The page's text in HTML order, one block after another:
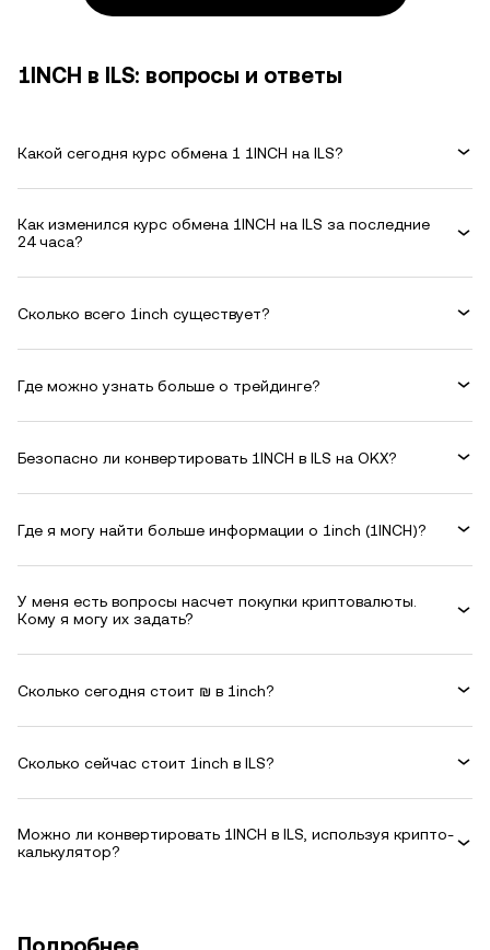
1INCH в ILS: вопросы и ответы
Какой сегодня курс обмена 1 1INCH на ILS?
Как изменился курс обмена 1INCH на ILS за последние
24 часа?
Сколько всего 1inch существует?
Где можно узнать больше о трейдинге?
Безопасно ли конвертировать 1INCH в ILS на OKX?
Где я могу найти больше информации о 1inch (1INCH)?
У меня есть вопросы насчет покупки криптовалюты.
Кому я могу их задать?
Сколько сегодня стоит ₪ в 1inch?
Сколько сейчас стоит 1inch в ILS?
Можно ли конвертировать 1INCH в ILS, используя крипто-
калькулятор?